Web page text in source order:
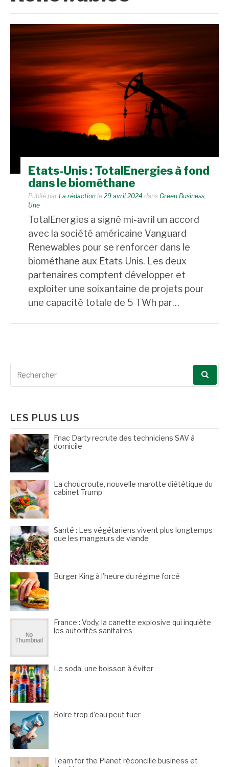
Etats-Unis : TotalEnergies à fond
dans le biométhane
Publié par La rédaction le 29 avril 2024 dans Green Business
Une
TotalEnergies a signé mi-avril un accord
avec la société américaine Vanguard
Renewables pour se renforcer dans le
biométhane aux Etats Unis. Les deux
partenaires comptent développer et
exploiter une soixantaine de projets pour
une capacité totale de 5 TWh par…
LES PLUS LUS
Fnac Darty recrute des techniciens SAV à
domicile
La choucroute, nouvelle marotte diététique du
cabinet Trump
Santé : Les végétariens vivent plus longtemps
que les mangeurs de viande
Burger King à l’heure du régime forcé
France : Vody, la canette explosive qui inquiète
les autorités sanitaires
Le soda, une boisson à éviter
Boire trop d’eau peut tuer
Team for the Planet réconcilie business et